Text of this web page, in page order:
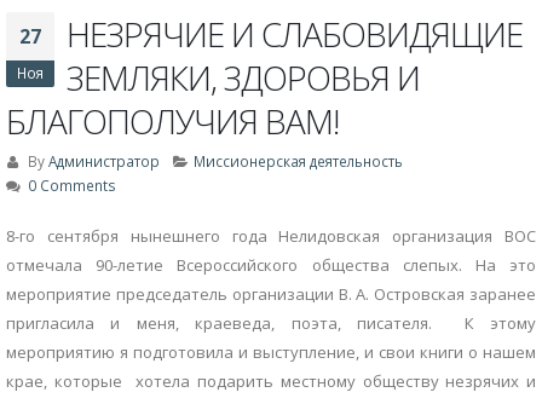
27
Ноя
НЕЗРЯЧИЕ И СЛАБОВИДЯЩИЕ
ЗЕМЛЯКИ, ЗДОРОВЬЯ И
БЛАГОПОЛУЧИЯ ВАМ!
ByАдминистратор
Миссионерская деятельность
0 Comments
8-го сентября нынешнего года Нелидовская организация ВОС
отмечала 90-летие Всероссийского общества слепых. На это
мероприятие председатель организации В. А. Островская заранее
пригласила и меня, краеведа, поэта, писателя. К этому
мероприятию я подготовила и выступление, и свои книги о нашем
крае, которые хотела подарить местному обществу незрячих и